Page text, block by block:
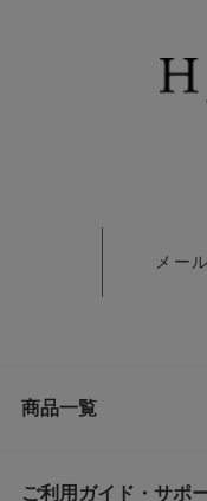
メー
商品一覧
ご利用ガイド・サポ